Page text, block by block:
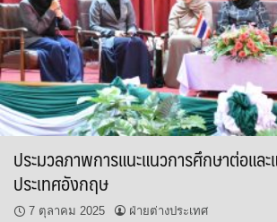
ประมวลภาพการแนะแนวการศึกษาต่อแล
ประเทศอังกฤษ
7 ตุลาคม 2025 ฝ่ายต่างประเทศ